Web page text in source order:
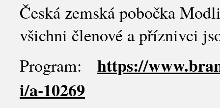
Česká zemská pobočka
všichni členové a příznivci
Program: https://
i/a-10269